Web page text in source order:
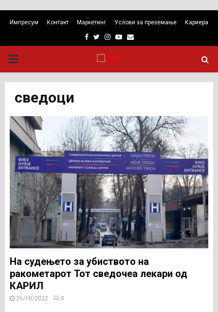
Импресум Контакт Маркетинг Услови за преземање Кариера
Facebook
TwitterInstagram
Youtube
Email
PRIMARY
MENU
сведоци
На судењето за убиството на
ракометарот Тот сведочеа лекари од
КАРИЛ
26/10/2022 0